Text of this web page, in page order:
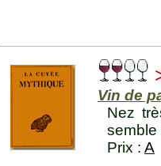
Vin de
Nez
semble
Prix : A